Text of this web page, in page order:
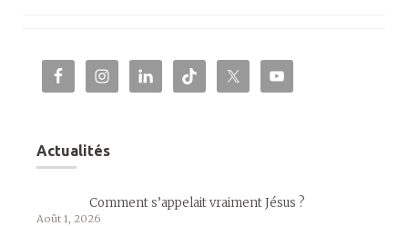
Actualités
Comment s’appelait vraiment Jésus ?
Août 1, 2026